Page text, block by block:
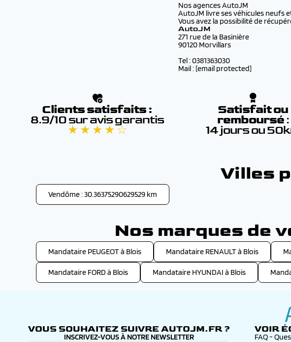
Nos agences AutoJM
AutoJM livre ses véhicules neufs
Vous avez la possibilité de
AutoJM
271 rue de la Basinière
90120 Morvillars
Tel : 0381363030
Mail : [email protected]
Clients satisfaits :
8.9/10 sur avis garantis
★ ★ ★ ★ ☆
Satisfait ou
remboursé :
14 jours ou
Villes
Vendôme : 30.36375290629529 km
Nos marques de
Mandataire PEUGEOT à Blois Mandataire RENAULT à Blois
Mandataire FORD à Blois Mandataire HYUNDAI à Blois
VOUS SOUHAITEZ SUIVRE AUTOJM.FR ?
INSCRIVEZ-VOUS À NOTRE NEWSLETTER
VOIR
FAQ -